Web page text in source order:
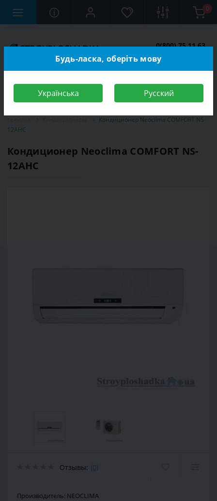
0
0(800) 75 11 63
Кондиционер Neoclima COMFORT NS-
12AHC
Кондиционер Neoclima COMFORT NS-
12AHC
Отзывы: (0)
Производитель: NEOCLIMA
Будь-ласка, оберіть мову
Українська Русский